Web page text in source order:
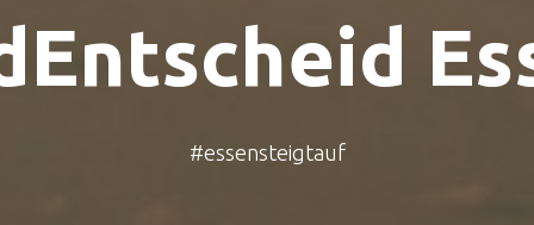
#essensteigtauf